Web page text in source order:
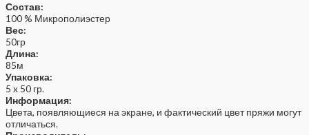
Состав:
100 % Микрополиэстер
Вес:
50гр
Длина:
85м
Упаковка:
5 x 50 гр.
Информация:
Цвета, появляющиеся на экране, и фактический цвет пряжи могут
отличаться.